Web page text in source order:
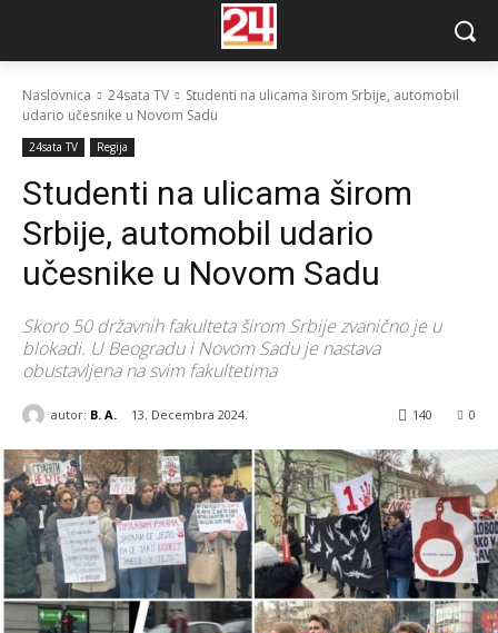
Naslovnica 24sata TV
Studenti na ulicama širom Srbije, automobil
udario učesnike u Novom Sadu
24sata TV Regija
Studenti na ulicama širom
Srbije, automobil udario
učesnike u Novom Sadu
Skoro 50 državnih fakulteta širom Srbije zvanično je u
blokadi. U Beogradu i Novom Sadu je nastava
obustavljena na svim fakultetima
autor: B. A. 13. Decembra 2024. 0
140